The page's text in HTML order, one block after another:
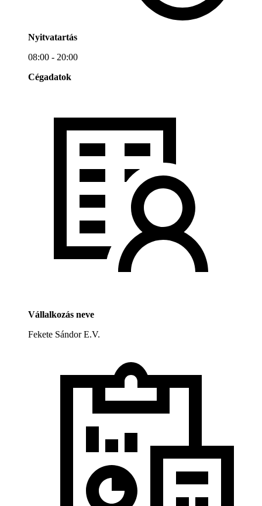
Nyitvatartás
08:00 - 20:00
Cégadatok
Vállalkozás neve
Fekete Sándor E.V.